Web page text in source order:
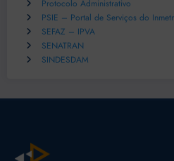
Protocolo Administrativo
PSIE – Portal de Serviços do
SEFAZ – IPVA
SENATRAN
SINDESDAM